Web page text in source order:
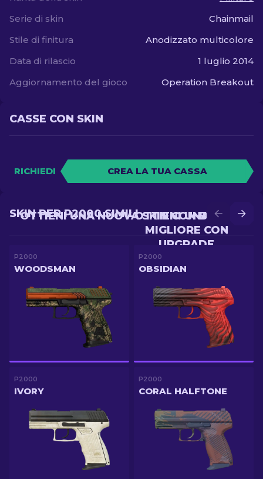
Serie di skin
Chainmail
Stile di finitura
Anodizzato multicolore
Data di rilascio
1 luglio 2014
Aggiornamento del gioco
Operation Breakout
CASSE CON SKIN
RICHIEDI CREA LA TUA CASSA
OTTIENI UNA SKIN
MIGLIORE CON
UPGRADE
OTTIENI UNA NUOVA SKIN CON BATTLE
SKIN PER P2000 SIMILI
P2000
WOODSMAN
P2000
OBSIDIAN
P2000
IVORY
P2000
CORAL HALFTONE